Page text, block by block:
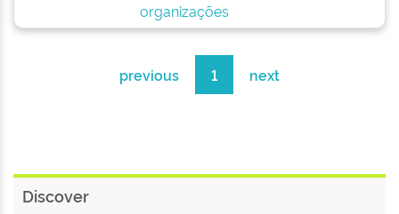
organizações
previous 1 next
Discover